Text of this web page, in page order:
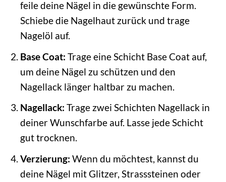
feile deine Nägel in die gewünschte Form.
Schiebe die Nagelhaut zurück und trage
Nagelöl auf.
Base Coat: Trage eine Schicht Base Coat auf,
um deine Nägel zu schützen und den
Nagellack länger haltbar zu machen.
Nagellack: Trage zwei Schichten Nagellack in
deiner Wunschfarbe auf. Lasse jede Schicht
gut trocknen.
Verzierung: Wenn du möchtest, kannst du
deine Nägel mit Glitzer, Strasssteinen oder